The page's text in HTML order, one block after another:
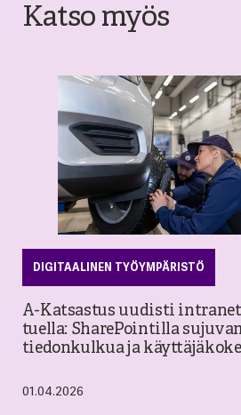
Katso myös
DIGITAALINEN TYÖYMPÄRISTÖ
A-Katsastus uudisti
tuella: SharePointilla
tiedonkulkua ja
01.04.2026